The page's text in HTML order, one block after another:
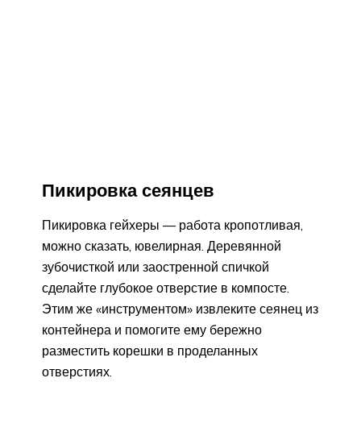
Пикировка сеянцев
Пикировка гейхеры — работа кропотливая,
можно сказать, ювелирная. Деревянной
зубочисткой или заостренной спичкой
сделайте глубокое отверстие в компосте.
Этим же «инструментом» извлеките сеянец из
контейнера и помогите ему бережно
разместить корешки в проделанных
отверстиях.